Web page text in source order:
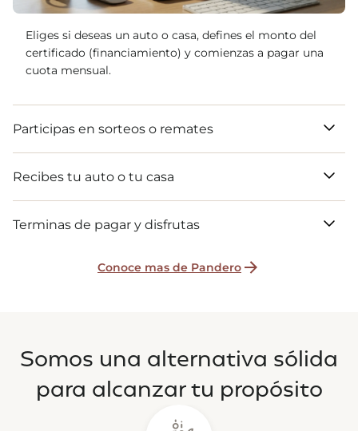
Eliges si deseas un auto o casa, defines el monto del
certificado (financiamiento) y comienzas a pagar una
cuota mensual.
Participas en sorteos o remates
En cada asamblea mensual tienes la posibilidad de
Recibes tu auto o tu casa
Terminas de pagar y disfrutas
Conoce mas de Pandero
Somos una alternativa sólida
para alcanzar tu propósito